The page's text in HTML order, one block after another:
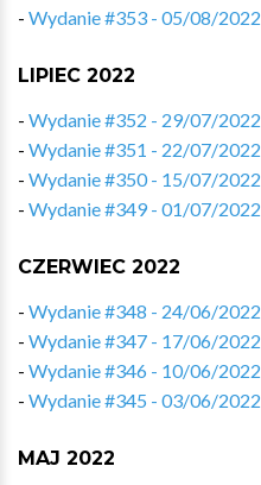
- Wydanie #353 - 05/08/2022
LIPIEC 2022
- Wydanie #352 - 29/07/2022
- Wydanie #351 - 22/07/2022
- Wydanie #350 - 15/07/2022
- Wydanie #349 - 01/07/2022
CZERWIEC 2022
- Wydanie #348 - 24/06/2022
- Wydanie #347 - 17/06/2022
- Wydanie #346 - 10/06/2022
- Wydanie #345 - 03/06/2022
MAJ 2022